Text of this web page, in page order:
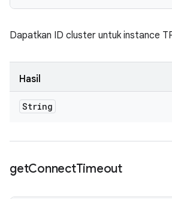
Dapatkan ID cluster untuk instance
Hasil
String
getConnectTimeout